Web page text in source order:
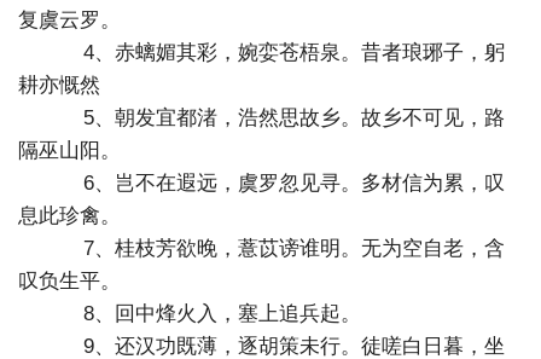
复虞云罗。
4、赤螭媚其彩，婉娈苍梧泉。昔者琅琊子，躬
耕亦慨然
5、朝发宜都渚，浩然思故乡。故乡不可见，路
隔巫山阳。
6、岂不在遐远，虞罗忽见寻。多材信为累，叹
息此珍禽。
7、桂枝芳欲晚，薏苡谤谁明。无为空自老，含
叹负生平。
8、回中烽火入，塞上追兵起。
9、还汉功既薄，逐胡策未行。徒嗟白日暮，坐